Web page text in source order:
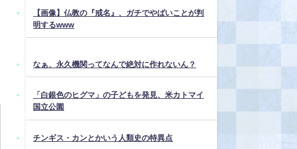
【画像】仏教の『戒名』、ガチでやばいことが判
明するwww
なぁ、永久機関ってなんで絶対に作れないん？
「白銀色のヒグマ」の子どもを発見、米カトマイ
国立公園
チンギス・カンとかいう人類史の特異点